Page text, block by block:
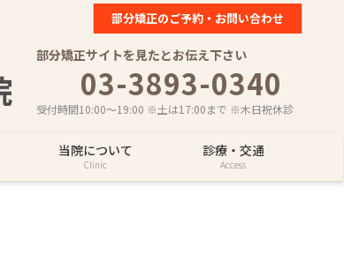
部分矯正のご予約・お問い合わせ
部分矯正サイトを見たとお伝え下さい
03-3893-0340
受付時間10:00～19:00 ※土は17:00まで ※木日祝休診
当院について
Clinic
診療・交通
Access